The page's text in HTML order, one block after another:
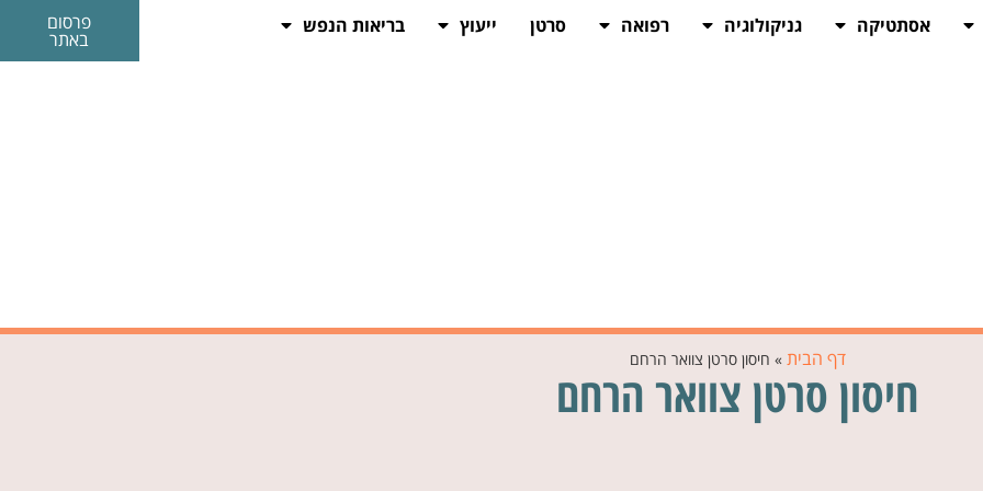
אסתטיקה גניקולוגיה רפואה סרטן ייעוץ בריאות הנפש פרסום
באתר
דף הבית » חיסון סרטן צוואר הרחם
חיסון סרטן צוואר הרחם